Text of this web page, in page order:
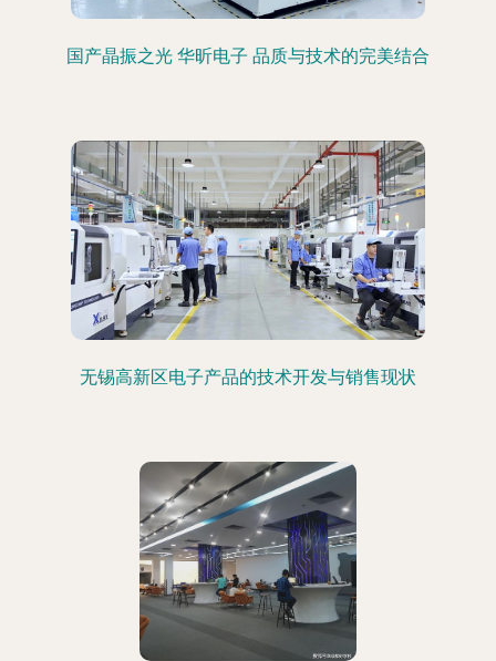
国产晶振之光 华昕电子 品质与技术的完美结合
无锡高新区电子产品的技术开发与销售现状